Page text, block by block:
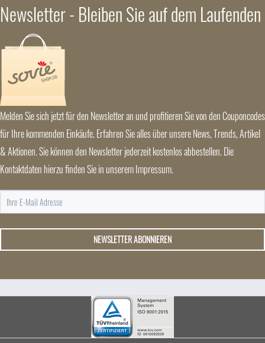
Newsletter - Bleiben Sie auf dem Laufenden
Melden Sie sich jetzt für den Newsletter an und profitieren Sie von den Couponcodes
für Ihre kommenden Einkäufe. Erfahren Sie alles über unsere News, Trends, Artikel
& Aktionen. Sie können den Newsletter jederzeit kostenlos abbestellen. Die
Kontaktdaten hierzu finden Sie in unserem Impressum.
NEWSLETTER ABONNIEREN